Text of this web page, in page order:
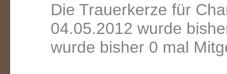
Die Trauerkerze für
04.05.2012 wurde
wurde bisher 0 mal